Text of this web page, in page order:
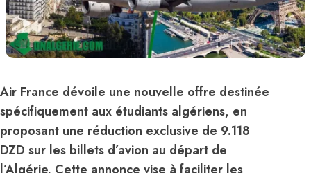
Air France dévoile une nouvelle offre destinée
spécifiquement aux étudiants algériens, en
proposant une réduction exclusive de 9.118
DZD sur les billets d’avion au départ de